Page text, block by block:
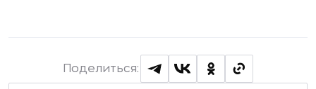
Поделиться: